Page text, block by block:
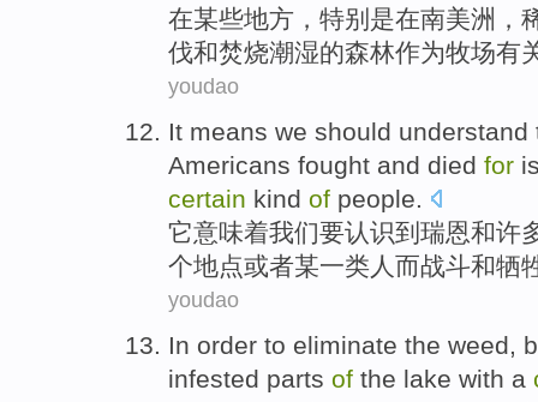
在某些地方 ， 特别是在南美洲 ，
伐和焚烧潮湿的森林作为牧场有
youdao
It means we should understand
Americans fought and died for
certain kind of people.
它意味着我们要认识到 瑞恩和许
个地点或者某一类人 而战斗和牺
youdao
In order to eliminate the weed
infested parts of the lake with a